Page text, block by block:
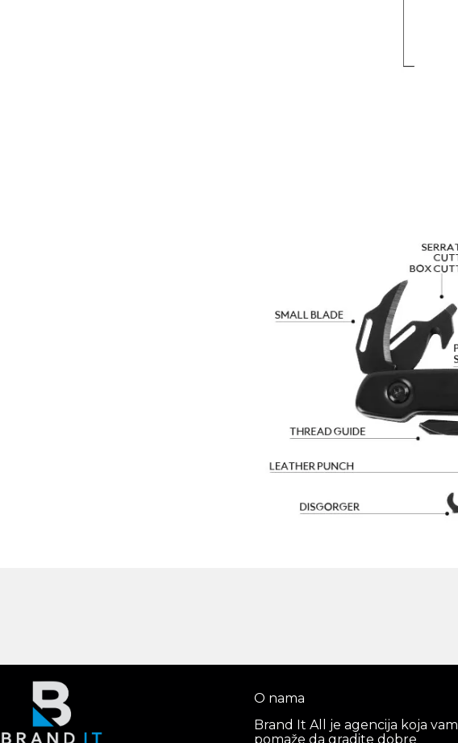
O nama
Brand It All je agencija koja vam
pomaže da gradite dobre